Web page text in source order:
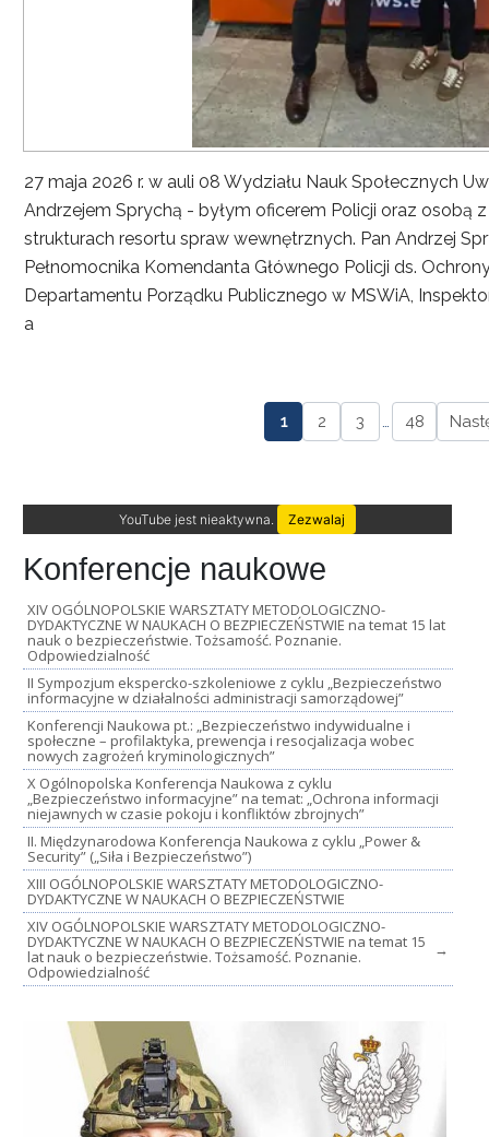
27 maja 2026 r. w auli 08 Wydziału Nauk Społecznych
Andrzejem Sprychą - byłym oficerem Policji oraz osobą
strukturach resortu spraw wewnętrznych. Pan Andrzej
Pełnomocnika Komendanta Głównego Policji ds.
Departamentu Porządku Publicznego w MSWiA,
a
1 2 3 … 48
YouTube jest nieaktywna. Zezwalaj
Konferencje naukowe
XIV OGÓLNOPOLSKIE WARSZTATY METODOLOGICZNO-
DYDAKTYCZNE W NAUKACH O BEZPIECZEŃSTWIE na temat 15 lat
nauk o bezpieczeństwie. Tożsamość. Poznanie.
Odpowiedzialność
II Sympozjum ekspercko-szkoleniowe z cyklu „Bezpieczeństwo
informacyjne w działalności administracji samorządowej”
Konferencji Naukowa pt.: „Bezpieczeństwo indywidualne i
społeczne – profilaktyka, prewencja i resocjalizacja wobec
nowych zagrożeń kryminologicznych”
X Ogólnopolska Konferencja Naukowa z cyklu
„Bezpieczeństwo informacyjne” na temat: „Ochrona informacji
niejawnych w czasie pokoju i konfliktów zbrojnych”
II. Międzynarodowa Konferencja Naukowa z cyklu „Power &
Security” („Siła i Bezpieczeństwo”)
XIII OGÓLNOPOLSKIE WARSZTATY METODOLOGICZNO-
DYDAKTYCZNE W NAUKACH O BEZPIECZEŃSTWIE
XIV OGÓLNOPOLSKIE WARSZTATY METODOLOGICZNO-
DYDAKTYCZNE W NAUKACH O BEZPIECZEŃSTWIE na temat 15
lat nauk o bezpieczeństwie. Tożsamość. Poznanie.
Odpowiedzialność
→